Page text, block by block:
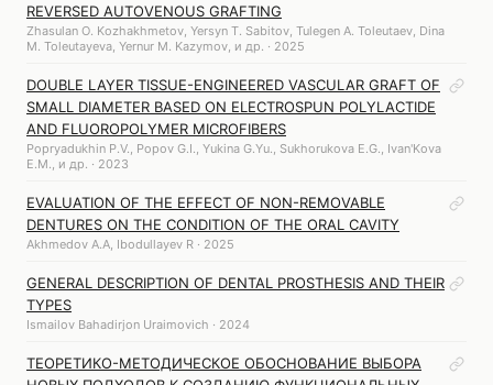
REVERSED AUTOVENOUS GRAFTING
Zhasulan O. Kozhakhmetov, Yersyn T. Sabitov, Tulegen A. Toleutaev, Dina
M. Toleutayeva, Yernur M. Kazymov, и др. · 2025
DOUBLE LAYER TISSUE-ENGINEERED VASCULAR GRAFT OF
SMALL DIAMETER BASED ON ELECTROSPUN POLYLACTIDE
AND FLUOROPOLYMER MICROFIBERS
Popryadukhin P.V., Popov G.I., Yukina G.Yu., Sukhorukova E.G., Ivan'Kova
E.M., и др. · 2023
EVALUATION OF THE EFFECT OF NON-REMOVABLE
DENTURES ON THE CONDITION OF THE ORAL CAVITY
Akhmedov A.A, Ibodullayev R · 2025
GENERAL DESCRIPTION OF DENTAL PROSTHESIS AND THEIR
TYPES
Ismailov Bahadirjon Uraimovich · 2024
ТЕОРЕТИКО-МЕТОДИЧЕСКОЕ ОБОСНОВАНИЕ ВЫБОРА